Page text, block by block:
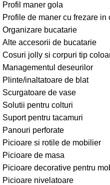
Profil maner gola
Profile de maner cu frezare in
Organizare bucatarie
Alte accesorii de bucatarie
Cosuri jolly si corpuri tip
Managementul deseurilor
Plinte/inaltatoare de blat
Scurgatoare de vase
Solutii pentru colturi
Suport pentru tacamuri
Panouri perforate
Picioare si rotile de mobilier
Picioare de masa
Picioare decorative pentru
Picioare nivelatoare